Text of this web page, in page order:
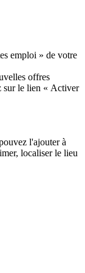
emploi » de votre
offres
sur le lien « Activer
l'ajouter à
localiser le lieu